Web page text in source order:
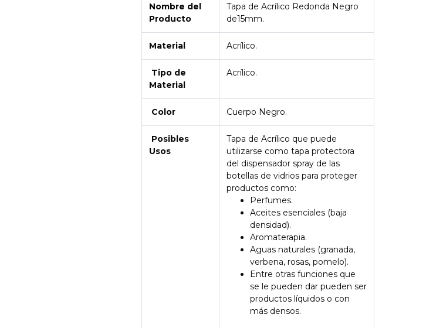
Nombre del
Producto
Tapa de Acrílico Redonda Negro
de15mm.
Material Acrílico.
Tipo de
Material
Acrílico.
Color Cuerpo Negro.
Posibles
Usos
Tapa de Acrílico que puede
utilizarse como tapa protectora
del dispensador spray de las
botellas de vidrios para proteger
productos como:
Perfumes.
Aceites esenciales (baja
densidad).
Aromaterapia.
Aguas naturales (granada,
verbena, rosas, pomelo).
Entre otras funciones que
se le pueden dar pueden ser
productos líquidos o con
más densos.